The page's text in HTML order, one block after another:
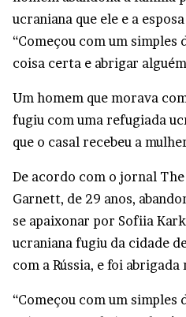
ucraniana que ele e a
“Começou com um simples
coisa certa e abrigar
Um homem que morava
fugiu com uma refugiada
que o casal recebeu a
De acordo com o jornal The
Garnett, de 29 anos,
se apaixonar por Sofiia
ucraniana fugiu da cidade
com a Rússia, e foi abrigada
“Começou com um simples